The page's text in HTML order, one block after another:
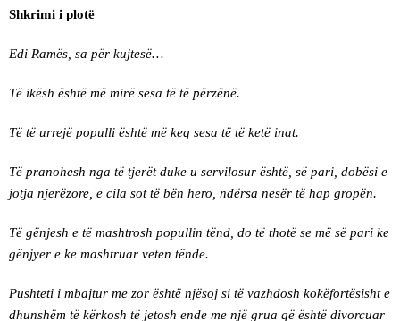
Shkrimi i plotë
Edi Ramës, sa për kujtesë…
Të ikësh është më mirë sesa të të përzënë.
Të të urrejë populli është më keq sesa të të ketë inat.
Të pranohesh nga të tjerët duke u servilosur është, së pari, dobësi e
jotja njerëzore, e cila sot të bën hero, ndërsa nesër të hap gropën.
Të gënjesh e të mashtrosh popullin tënd, do të thotë se më së pari ke
gënjyer e ke mashtruar veten tënde.
Pushteti i mbajtur me zor është njësoj si të vazhdosh kokëfortësisht e
dhunshëm të kërkosh të jetosh ende me një grua që është divorcuar